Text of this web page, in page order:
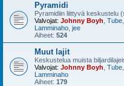
Pyramidi
Pyramidiin liittyvä keskustelu
Valvojat: Johnny Boyh Tube
Lamminaho jee
Aiheet: 524
Muut lajit
Keskustelua muista
Valvojat: Johnny Boyh Tube
Lamminaho
Aiheet: 179